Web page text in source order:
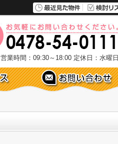
営業時間：09:30～18:00 定休日：水曜日